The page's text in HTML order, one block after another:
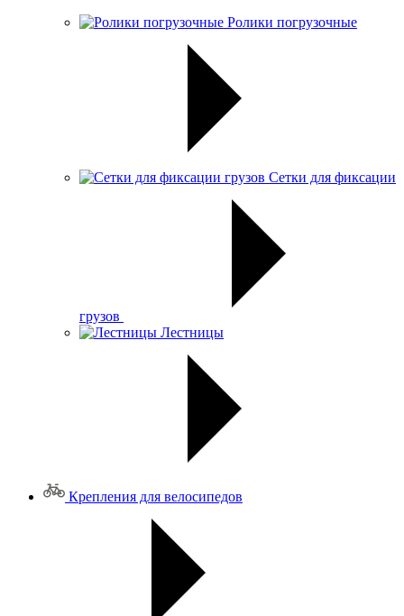
Ролики погрузочные
Сетки для фиксации
грузов
Лестницы
Крепления для велосипедов